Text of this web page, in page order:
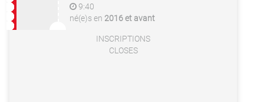
9:40
né(e)s en 2016 et avant
INSCRIPTIONS
CLOSES